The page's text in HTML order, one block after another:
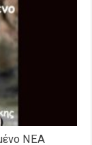
NEΑ